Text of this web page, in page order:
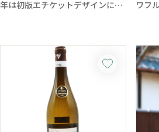
年は初版エチケットデザインにて
ク、そしてなめらかで透明感のあ
る酒質の純米吟醸です。
グラスに注げばエレガントな香
り、そしてさりげなくメロウな口
当たり。雄町米ならではの リッ
チな旨味を確かに感じつつも重く
ワフ
さと
しっ
があ
く
醸と